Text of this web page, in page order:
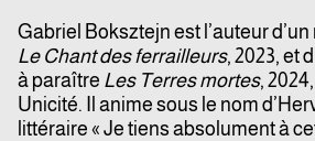
Gabriel Boksztejn est l’auteur
Le Chant des ferrailleurs, 2023, et
à paraître Les Terres mortes,
Unicité. Il anime sous le nom
littéraire « Je tiens absolument à